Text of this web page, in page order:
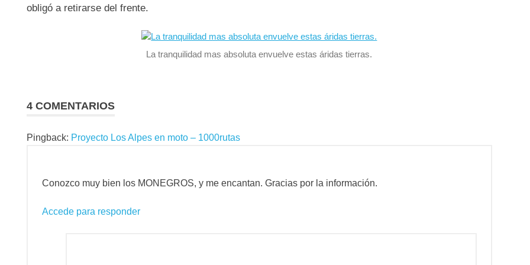
obligó a retirarse del frente.
La tranquilidad mas absoluta envuelve estas áridas tierras.
4 COMENTARIOS
Pingback: Proyecto Los Alpes en moto – 1000rutas
Conozco muy bien los MONEGROS, y me encantan. Gracias por la información.
Accede para responder